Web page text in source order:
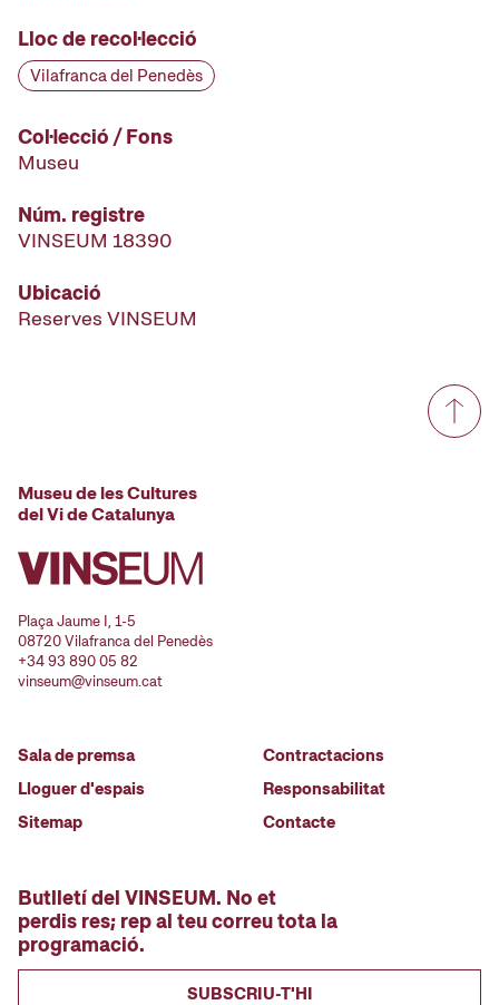
Lloc de recol·lecció
Vilafranca del Penedès
Col·lecció / Fons
Museu
Núm. registre
VINSEUM 18390
Ubicació
Reserves VINSEUM
Museu de les Cultures
del Vi de Catalunya
Plaça Jaume I, 1-5
08720 Vilafranca del Penedès
+34 93 890 05 82
vinseum@vinseum.cat
Sala de premsa
Lloguer d'espais
Sitemap
Contractacions
Responsabilitat
Contacte
Butlletí del VINSEUM. No et
perdis res; rep al teu correu tota la
programació.
SUBSCRIU-T'HI